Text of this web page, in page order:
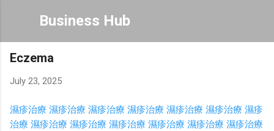
Skip to main content
Business Hub
Eczema
July 23, 2025
濕疹治療 濕疹治療 濕疹治療 濕疹治療 濕疹治療 濕疹治療 濕疹
治療 濕疹治療 濕疹治療 濕疹治療 濕疹治療 濕疹治療 濕疹治療